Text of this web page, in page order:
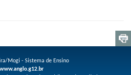
Mogi - Sistema de Ensino
www.anglo.g12.br